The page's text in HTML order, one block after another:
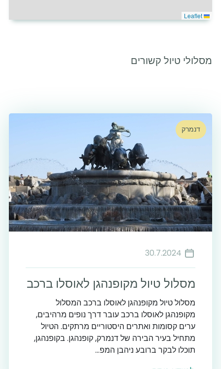
Leaflet
מסלולי טיול קשורים
דנמרק
30.7.2024
מסלול טיול מקופנהגן לאוסלו ברכב
מסלול טיול מקופנהגן לאוסלו ברכב המסלול
מקופנהגן לאוסלו ברכב עובר דרך נופים מרהיבים,
ערים קסומות ואתרים היסטוריים מרתקים. הטיול
מתחיל בעיר הבירה של דנמרק, קופנהגן. בקופנהגן,
תוכלו לבקר ברובע ניהבן המפ...